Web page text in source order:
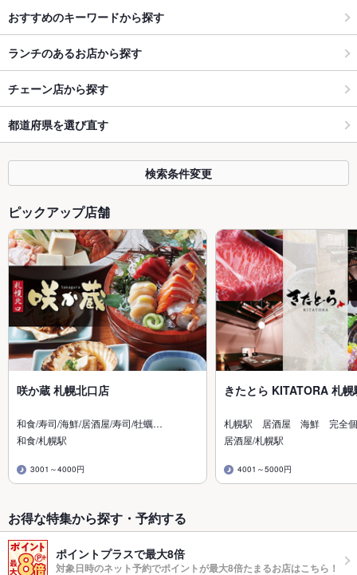
おすすめのキーワードから探す
ランチのあるお店から探す
チェーン店から探す
都道府県を選び直す
検索条件変更
ピックアップ店舗
咲か蔵 札幌北口店
和食/寿司/海鮮/居酒屋/寿司/牡蠣…
和食/札幌駅
3001～4000円
きたとら KITATORA 札
札幌駅 居酒屋 海鮮 完全
居酒屋/札幌駅
4001～5000円
お得な特集から探す・予約する
ポイントプラスで最大8倍
対象日時のネット予約でポイントが最大8倍たまるお店はこちら！